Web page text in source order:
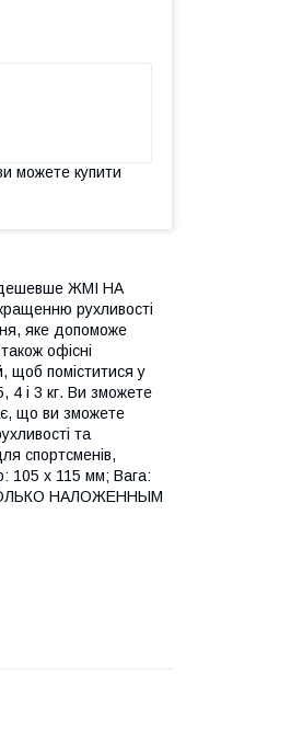
можете купити
дешевше ЖМІ НА
рухливості
яке допоможе
офісні
щоб поміститися у
4 і 3 кг. Ви зможете
що ви зможете
та
спортсменів,
105 х 115 мм; Вага:
ТОЛЬКО НАЛОЖЕННЫМ